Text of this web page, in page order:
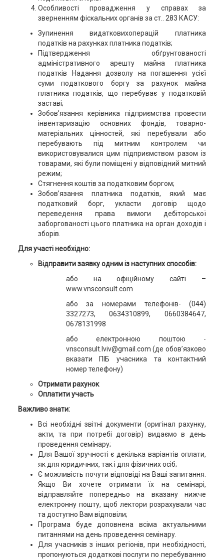
Особливості провадження у справах за
зверненням фіскальних органів за ст.. 283 КАСУ:
Зупинення видатковихоперацій платника
податків на рахунках платника податків;
Підтвердження обґрунтованості
адміністративного арешту майна платника
податків Надання дозволу на погашення усієї
суми податкового боргу за рахунок майна
платника податків, що перебуває у податковій
заставі;
Зобов’язання керівника підприємства провести
інвентаризацію основних фондів, товарно-
матеріальних цінностей, які перебували або
перебувають під митним контролем чи
використовувалися цим підприємством разом із
товарами, які були поміщені у відповідний митний
режим;
Стягнення коштів за податковим боргом;
Зобов’язання платника податків, який має
податковий борг, укласти договір щодо
переведення права вимоги дебіторської
заборгованості цього платника на орган доходів і
зборів.
Для участі необхідно:
Відправити заявку одним із наступних способів:
або на офіційному сайті –
www.vnsconsult.com
або за номерами телефонів- (044)
3327273, 0634310899, 0660384647,
0678131998
або електронною поштою -
vnsconsult.lviv@gmail.com (де обов’язково
вказати ПІБ учасника та контактний
номер телефону)
Отримати рахунок
Оплатити участь
Важливо знати:
Всі необхідні звітні документи (оригінал рахунку,
акти, та при потребі договір) видаємо в день
проведення семінару;
Для Вашої зручності є декілька варіантів оплати,
як для юридичних, так і для фізичних осіб;
Є можливість почути відповіді на Ваші запитання.
Якщо Ви хочете отримати їх на семінарі,
відправляйте попередньо на вказану нижче
електронну пошту, щоб лектори розрахували час
та доступно Вам відповіли;
Програма буде доповнена всіма актуальними
питаннями на день проведення семінару.
Для учасників з інших регіонів, при необхідності,
пропонуються додаткові послуги по перебуванню